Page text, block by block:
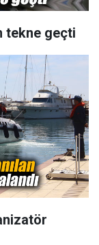
tekne geçti